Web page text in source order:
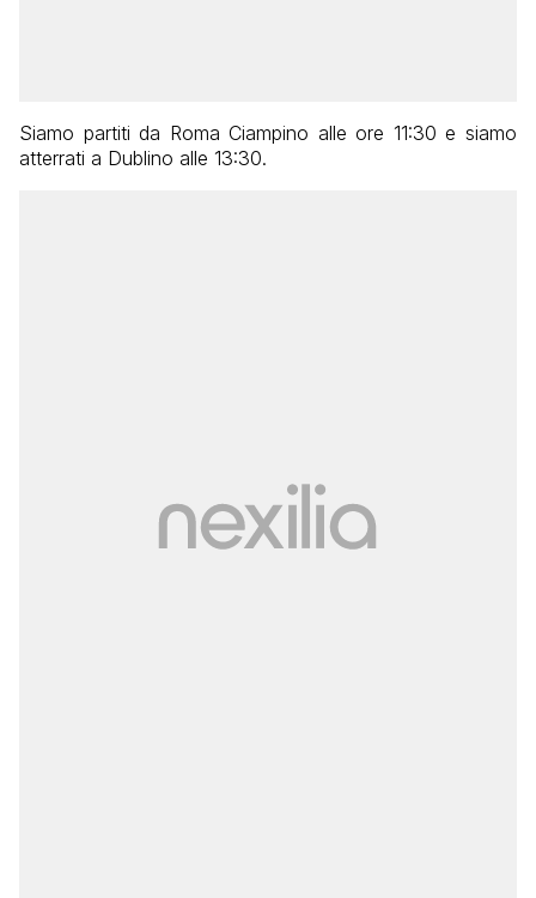
Siamo partiti da Roma Ciampino alle ore 11:30 e siamo
atterrati a Dublino alle 13:30.